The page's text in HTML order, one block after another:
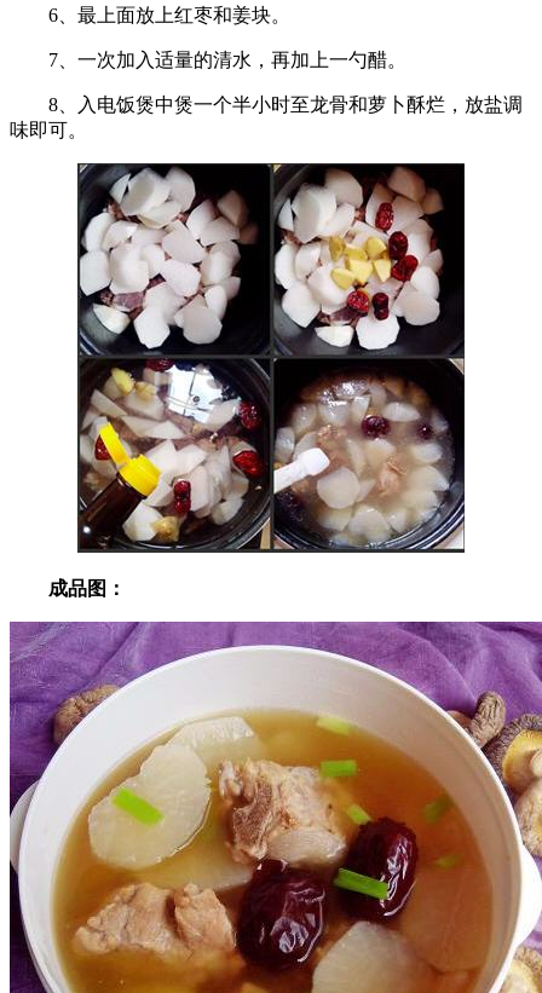
6、最上面放上红枣和姜块。
7、一次加入适量的清水，再加上一勺醋。
8、入电饭煲中煲一个半小时至龙骨和萝卜酥烂，放盐调
味即可。
成品图：